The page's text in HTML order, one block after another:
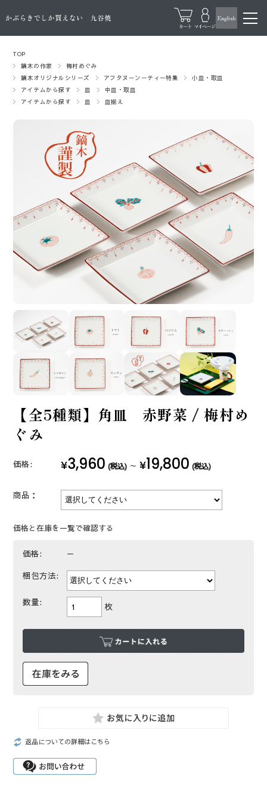
TOP
鏑木の作家
梅村めぐみ
鏑木オリジナルシリーズ
アフタヌーンーティー特集
小皿・取皿
アイテムから探す
皿
中皿・取皿
アイテムから探す
皿 皿揃え
【全5種類】角皿 赤野菜 / 梅村め
ぐみ
価格: ¥3,960 (税込) ～ ¥19,800 (税込)
商品：
価格と在庫を一覧で確認する
価格: －
梱包方法:
数量: 枚
返品についての詳細はこちら